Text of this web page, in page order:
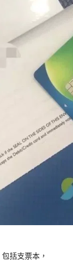
括支票本，